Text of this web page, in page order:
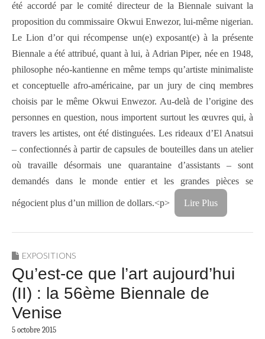
été accordé par le comité directeur de la Biennale suivant la
proposition du commissaire Okwui Enwezor, lui-même nigerian.
Le Lion d’or qui récompense un(e) exposant(e) à la présente
Biennale a été attribué, quant à lui, à Adrian Piper, née en 1948,
philosophe néo-kantienne en même temps qu’artiste minimaliste
et conceptuelle afro-américaine, par un jury de cinq membres
choisis par le même Okwui Enwezor. Au-delà de l’origine des
personnes en question, nous importent surtout les œuvres qui, à
travers les artistes, ont été distinguées. Les rideaux d’El Anatsui
– confectionnés à partir de capsules de bouteilles dans un atelier
où travaille désormais une quarantaine d’assistants – sont
demandés dans le monde entier et les grandes pièces se
négocient plus d’un million de dollars.<p> Lire Plus
EXPOSITIONS
Qu’est-ce que l’art aujourd’hui
(II) : la 56ème Biennale de
Venise
5 octobre 2015